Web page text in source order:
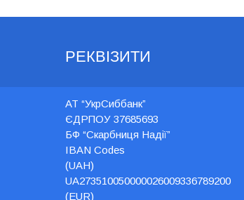
РЕКВІЗИТИ
АТ “УкрСиббанк”
ЄДРПОУ 37685693
БФ “Скарбниця Надії”
IBAN Codes
(UAH)
UA273510050000026009336789200
(EUR)